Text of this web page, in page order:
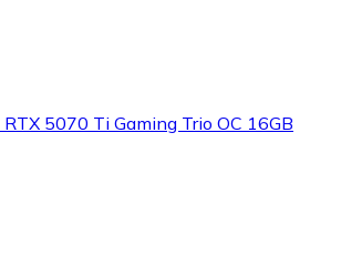
RTX 5070 Ti Gaming Trio OC 16GB